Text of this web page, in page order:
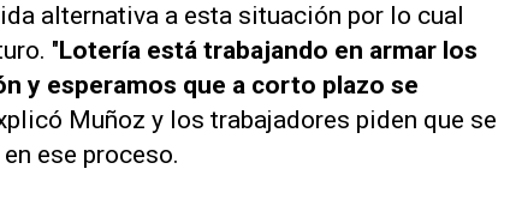
alternativa a esta situación por lo cual
" Lotería está trabajando en armar los
y esperamos que a corto plazo se
Muñoz y los trabajadores piden que se
ese proceso.